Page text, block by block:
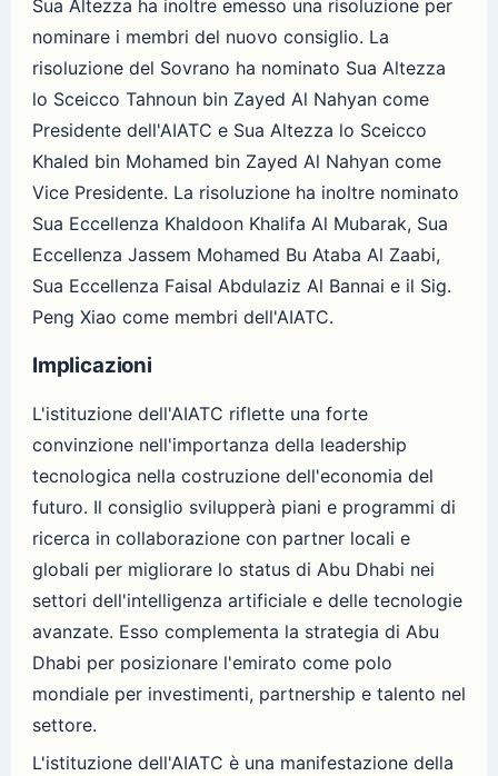
Sua Altezza ha inoltre emesso una risoluzione per
nominare i membri del nuovo consiglio. La
risoluzione del Sovrano ha nominato Sua Altezza
lo Sceicco Tahnoun bin Zayed Al Nahyan come
Presidente dell'AIATC e Sua Altezza lo Sceicco
Khaled bin Mohamed bin Zayed Al Nahyan come
Vice Presidente. La risoluzione ha inoltre nominato
Sua Eccellenza Khaldoon Khalifa Al Mubarak, Sua
Eccellenza Jassem Mohamed Bu Ataba Al Zaabi,
Sua Eccellenza Faisal Abdulaziz Al Bannai e il Sig.
Peng Xiao come membri dell'AIATC.
Implicazioni
L'istituzione dell'AIATC riflette una forte
convinzione nell'importanza della leadership
tecnologica nella costruzione dell'economia del
futuro. Il consiglio svilupperà piani e programmi di
ricerca in collaborazione con partner locali e
globali per migliorare lo status di Abu Dhabi nei
settori dell'intelligenza artificiale e delle tecnologie
avanzate. Esso complementa la strategia di Abu
Dhabi per posizionare l'emirato come polo
mondiale per investimenti, partnership e talento nel
settore.
L'istituzione dell'AIATC è una manifestazione della